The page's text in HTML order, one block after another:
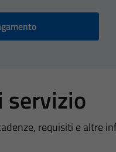
servizio
requisiti e altre